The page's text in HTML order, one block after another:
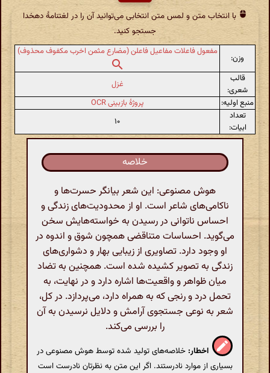
با انتخاب متن و لمس متن انتخابی می‌توانید آن را در لغتنامهٔ دهخدا
جستجو کنید.
وزن:
مفعول فاعلات مفاعیل فاعلن (مضارع مثمن اخرب مکفوف محذوف)
قالب
شعری:
غزل
منبع اولیه:
پروژهٔ بازبینی OCR
تعداد
ابیات:
۱۰
خلاصه
هوش مصنوعی: این شعر بیانگر حسرت‌ها و
ناکامی‌های شاعر است. او از محدودیت‌های زندگی و
احساس ناتوانی در رسیدن به خواسته‌هایش سخن
می‌گوید. احساسات متناقضی همچون شوق و اندوه در
او وجود دارد. تصاویری از زیبایی بهار و دشواری‌های
زندگی به تصویر کشیده شده است. همچنین به تضاد
میان ظواهر و واقعیت‌ها اشاره دارد و در نهایت، به
تحمل درد و رنجی که به همراه دارد، می‌پردازد. در کل،
شعر به نوعی جستجوی آرامش و دلایل نرسیدن به آن
را بررسی می‌کند.
اخطار: خلاصه‌های تولید شده توسط هوش مصنوعی در
بسیاری از موارد نادرستند. اگر این متن به نظرتان نادرست است